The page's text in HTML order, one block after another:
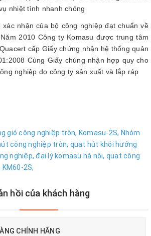
nhiệt tình nhanh chóng
xác nhận của bộ công nghiệp đạt chuẩn về
2010 Công ty Komasu được trung tâm
cấp Giấy chứng nhận hệ thống quản
Cùng Giấy chúng nhận hợp quy cho
nghiệp do công ty sản xuất và lắp ráp
gió công nghiệp tròn, Komasu-2S, Nhóm
công nghiệp tròn, quạt hút khói hướng
nghiệp, đại lý komasu hà nội, quạt công
KM60-2S,
hồi của khách hàng
CHÍNH HÃNG